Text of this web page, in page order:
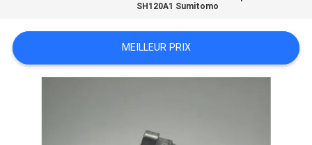
PRIVACY
SH120A1 Sumitomo
MEILLEUR PRIX